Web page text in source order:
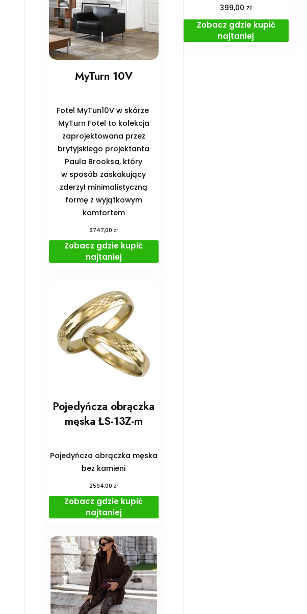
399,00zł
Zobacz gdzie kupić
najtaniej
MyTurn 10V
Fotel MyTun10V w skórze
MyTurn Fotel to kolekcja
zaprojektowana przez
brytyjskiego projektanta
Paula Brooksa, który
w sposób zaskakujący
zderzył minimalistyczną
formę z wyjątkowym
komfortem
6747,00zł
Zobacz gdzie kupić
najtaniej
Pojedyńcza obrączka
męska ŁS-13Z-m
Pojedyńcza obrączka męska
bez kamieni
2594,00zł
Zobacz gdzie kupić
najtaniej